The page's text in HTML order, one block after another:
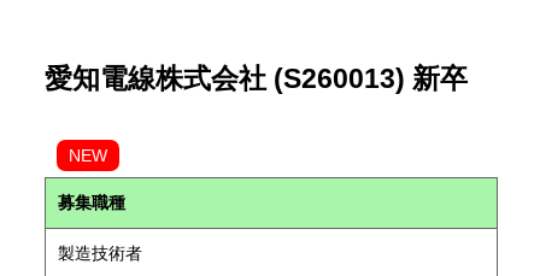
愛知電線株式会社 (S260013) 新卒
NEW
募集職種
製造技術者